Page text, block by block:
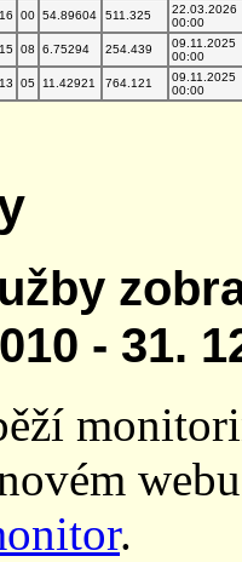
16 00 54.89604 511.325
22.03.2026
00:00
15 08 6.75294 254.439
09.11.2025
00:00
13 05 11.42921 764.121
09.11.2025
00:00
- 31.
.